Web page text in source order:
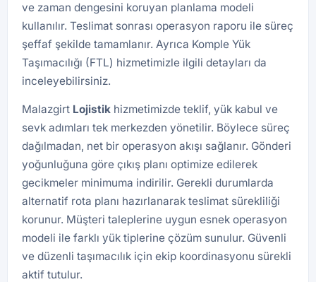
ve zaman dengesini koruyan planlama modeli
kullanılır. Teslimat sonrası operasyon raporu ile süreç
şeffaf şekilde tamamlanır. Ayrıca Komple Yük
Taşımacılığı (FTL) hizmetimizle ilgili detayları da
inceleyebilirsiniz.
Malazgirt Lojistik hizmetimizde teklif, yük kabul ve
sevk adımları tek merkezden yönetilir. Böylece süreç
dağılmadan, net bir operasyon akışı sağlanır. Gönderi
yoğunluğuna göre çıkış planı optimize edilerek
gecikmeler minimuma indirilir. Gerekli durumlarda
alternatif rota planı hazırlanarak teslimat sürekliliği
korunur. Müşteri taleplerine uygun esnek operasyon
modeli ile farklı yük tiplerine çözüm sunulur. Güvenli
ve düzenli taşımacılık için ekip koordinasyonu sürekli
aktif tutulur.